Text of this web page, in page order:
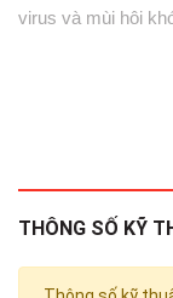
virus và mùi hôi
THÔNG SỐ KỸ